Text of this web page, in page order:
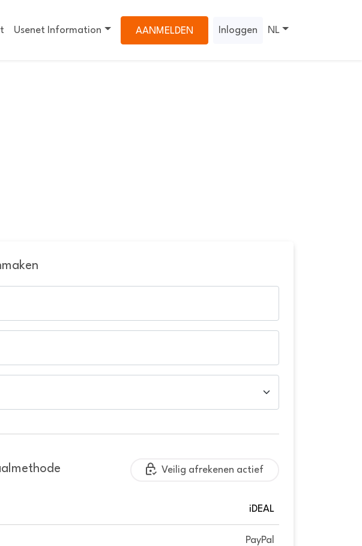
Usenet Information AANMELDEN Inloggen NL
Veilig afrekenen actief
iDEAL
PayPal